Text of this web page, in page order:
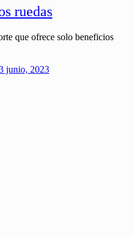
ruedas
que ofrece solo beneficios
junio, 2023